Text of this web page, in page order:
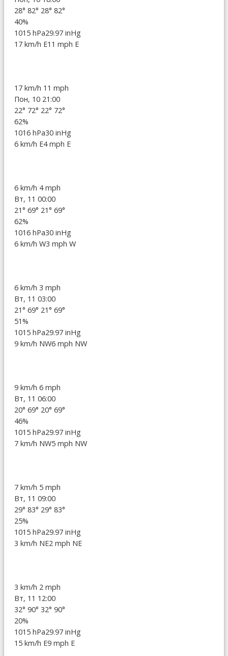
28° 82° 28° 82°
40%
1015 hPa29.97 inHg
17 km/h E11 mph E
17 km/h 11 mph
Пон, 10 21:00
22° 72° 22° 72°
62%
1016 hPa30 inHg
6 km/h E4 mph E
6 km/h 4 mph
Вт, 11 00:00
21° 69° 21° 69°
62%
1016 hPa30 inHg
6 km/h W3 mph W
6 km/h 3 mph
Вт, 11 03:00
21° 69° 21° 69°
51%
1015 hPa29.97 inHg
9 km/h NW6 mph NW
9 km/h 6 mph
Вт, 11 06:00
20° 69° 20° 69°
46%
1015 hPa29.97 inHg
7 km/h NW5 mph NW
7 km/h 5 mph
Вт, 11 09:00
29° 83° 29° 83°
25%
1015 hPa29.97 inHg
3 km/h NE2 mph NE
3 km/h 2 mph
Вт, 11 12:00
32° 90° 32° 90°
20%
1015 hPa29.97 inHg
15 km/h E9 mph E